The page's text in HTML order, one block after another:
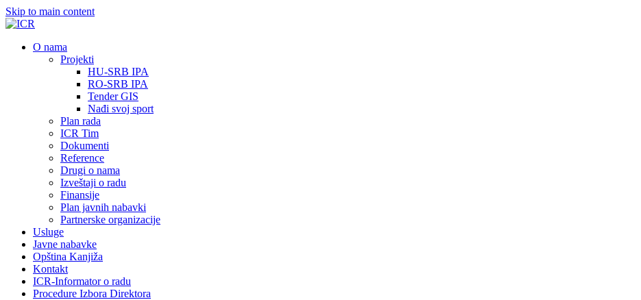
Skip to main content
О nama
Projekti
HU-SRB IPA
RO-SRB IPA
Tender GIS
Nađi svoj sport
Plan rada
ICR Tim
Dokumenti
Reference
Drugi o nama
Izveštaji o radu
Finansije
Plan javnih nabavki
Partnerske organizacije
Usluge
Javne nabavke
Opština Kanjiža
Kontakt
ICR-Informator o radu
Procedure Izbora Direktora